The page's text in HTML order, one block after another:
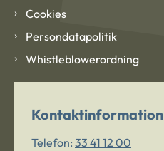
Cookies
Persondatapolitik
Whistleblowerordning
Kontaktinformation
Telefon: 33 41 12 00